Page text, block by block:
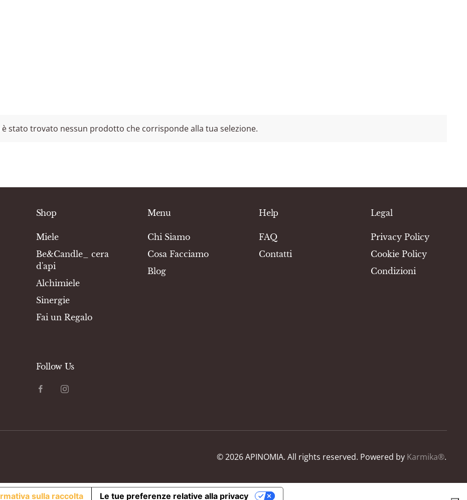
è stato trovato nessun prodotto che corrisponde alla tua selezione.
Shop
Miele
Be&Candle_ cera
d'api
Alchimiele
Sinergie
Fai un Regalo
Menu
Chi Siamo
Cosa Facciamo
Blog
Help
FAQ
Contatti
Legal
Privacy Policy
Cookie Policy
Condizioni
Follow Us
©2026APINOMIA. All rights reserved. Powered by Karmika®.
sulla raccolta Le tue preferenze relative alla privacy